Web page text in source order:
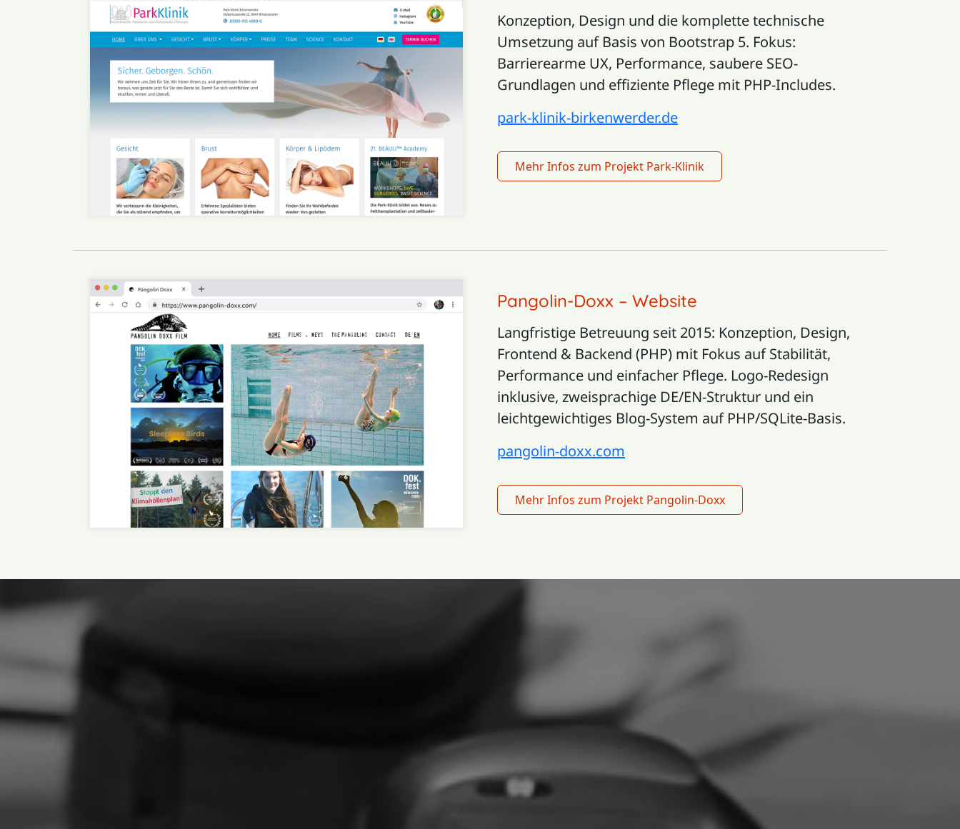
Konzeption, Design und die komplette technische
Umsetzung auf Basis von Bootstrap 5. Fokus:
Barrierearme UX, Performance, saubere SEO-
Grundlagen und effiziente Pflege mit PHP-Includes.
park-klinik-birkenwerder.de
Mehr Infos zum Projekt Park-Klinik
Pangolin-Doxx – Website
Langfristige Betreuung seit 2015: Konzeption, Design,
Frontend & Backend (PHP) mit Fokus auf Stabilität,
Performance und einfacher Pflege. Logo-Redesign
inklusive, zweisprachige DE/EN-Struktur und ein
leichtgewichtiges Blog-System auf PHP/SQLite-Basis.
pangolin-doxx.com
Mehr Infos zum Projekt Pangolin-Doxx